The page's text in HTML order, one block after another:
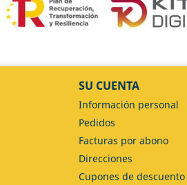
SU CUENTA
Información personal
Pedidos
Facturas por abono
Direcciones
Cupones de descuento